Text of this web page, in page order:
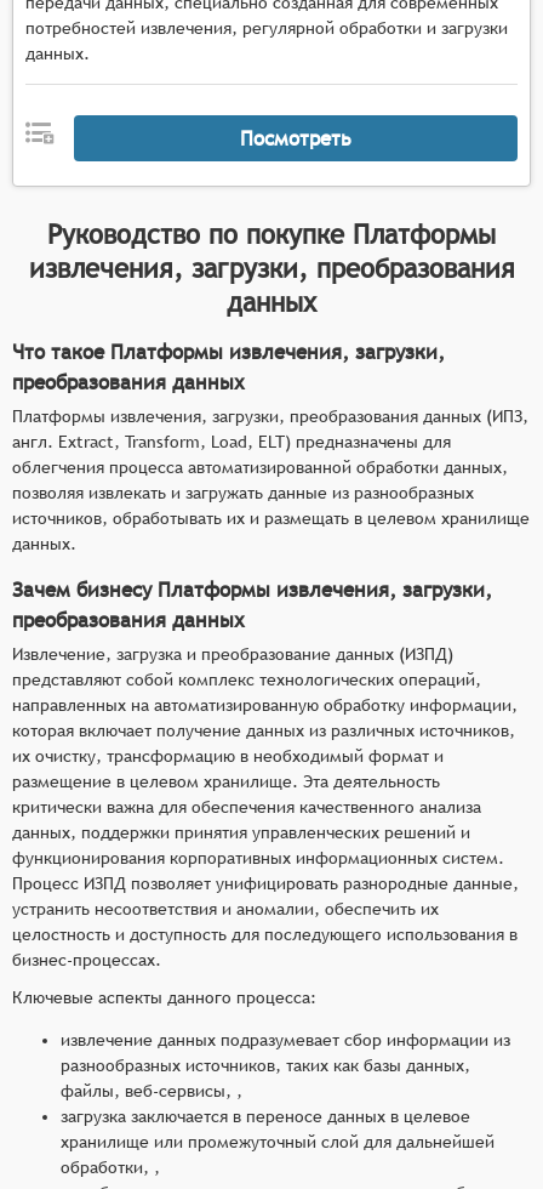
очистки, нормализации, агрегации,
для приведения данных к требуемому виду,
данных и обеспечение высокой
производительности при их обработке,
процессов извлечения, загрузки и
преобразования данных с учётом конкретных
бизнес-требований и сценариев
использования.
потребностей извлечения, регулярной обработки и загрузки
данных.
Посмотреть
Руководство по покупке Платформы
извлечения, загрузки, преобразования
данных
Что такое Платформы извлечения, загрузки,
преобразования данных
Платформы извлечения, загрузки, преобразования данных (ИПЗ,
англ. Extract, Transform, Load, ELT) предназначены для
облегчения процесса автоматизированной обработки данных,
позволяя извлекать и загружать данные из разнообразных
источников, обработывать их и размещать в целевом хранилище
данных.
Зачем бизнесу Платформы извлечения, загрузки,
преобразования данных
Извлечение, загрузка и преобразование данных (ИЗПД)
представляют собой комплекс технологических операций,
направленных на автоматизированную обработку информации,
которая включает получение данных из различных источников,
их очистку, трансформацию в необходимый формат и
размещение в целевом хранилище. Эта деятельность
критически важна для обеспечения качественного анализа
данных, поддержки принятия управленческих решений и
функционирования корпоративных информационных систем.
Процесс ИЗПД позволяет унифицировать разнородные данные,
устранить несоответствия и аномалии, обеспечить их
целостность и доступность для последующего использования в
бизнес-процессах.
Ключевые аспекты данного процесса:
извлечение данных подразумевает сбор информации из
разнообразных источников, таких как базы данных,
файлы, веб-сервисы, ,
загрузка заключается в переносе данных в целевое
хранилище или промежуточный слой для дальнейшей
обработки, ,